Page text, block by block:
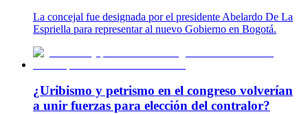
La concejal fue designada por el presidente Abelardo De La
Espriella para representar al nuevo Gobierno en Bogotá.
¿Uribismo y petrismo en el congreso volverían
a unir fuerzas para elección del contralor?